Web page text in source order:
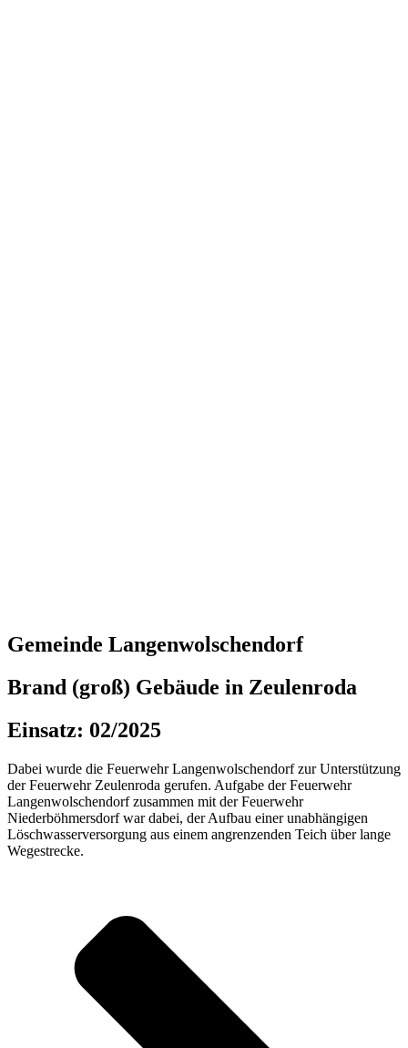
Gemeinde Langenwolschendorf
Brand (groß) Gebäude in Zeulenroda
Einsatz: 02/2025
Dabei wurde die Feuerwehr Langenwolschendorf zur Unterstützung
der Feuerwehr Zeulenroda gerufen. Aufgabe der Feuerwehr
Langenwolschendorf zusammen mit der Feuerwehr
Niederböhmersdorf war dabei, der Aufbau einer unabhängigen
Löschwasserversorgung aus einem angrenzenden Teich über lange
Wegestrecke.